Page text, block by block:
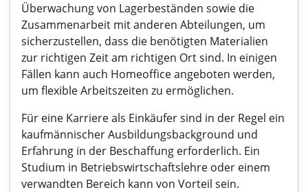
Überwachung von Lagerbeständen sowie die
Zusammenarbeit mit anderen Abteilungen, um
sicherzustellen, dass die benötigten Materialien
zur richtigen Zeit am richtigen Ort sind. In einigen
Fällen kann auch Homeoffice angeboten werden,
um flexible Arbeitszeiten zu ermöglichen.
Für eine Karriere als Einkäufer sind in der Regel ein
kaufmännischer Ausbildungsbackground und
Erfahrung in der Beschaffung erforderlich. Ein
Studium in Betriebswirtschaftslehre oder einem
verwandten Bereich kann von Vorteil sein.